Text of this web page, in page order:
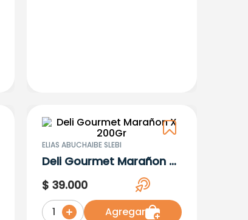
ELIAS ABUCHAIBE SLEBI
Deli Gourmet Marañon X
200Gr
$ 39.000
1 Agregar